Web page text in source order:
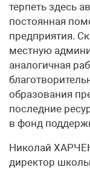
терпеть здесь
постоянная
предприятия.
местную
аналогичная
образования
последние
в фонд
Николай
директор школы